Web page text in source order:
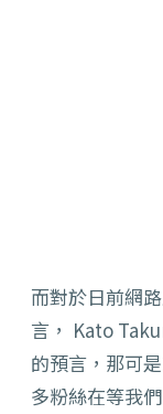
而對於日前網
言， Kato
的預言，那可
多粉絲在等我